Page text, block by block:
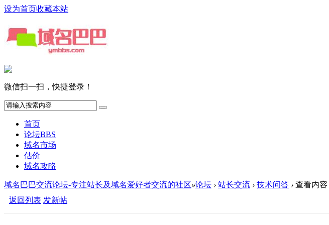
设为首页收藏本站
微信扫一扫，快捷登录！
首页
论坛BBS
域名市场
估价
域名攻略
域名巴巴交流论坛-专注站长及域名爱好者交流的社区»论坛 › 站长交流 › 技术问答 › 查看内容
返回列表 发新帖